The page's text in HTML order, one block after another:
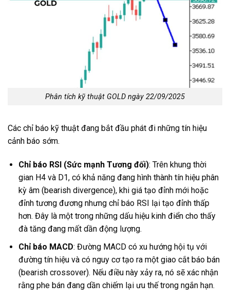
Phân tích kỹ thuật GOLD ngày 22/09/2025
Các chỉ báo kỹ thuật đang bắt đầu phát đi những tín hiệu
cảnh báo sớm.
Chỉ báo RSI (Sức mạnh Tương đối): Trên khung thời
gian H4 và D1, có khả năng đang hình thành tín hiệu phân
kỳ âm (bearish divergence), khi giá tạo đỉnh mới hoặc
đỉnh tương đương nhưng chỉ báo RSI lại tạo đỉnh thấp
hơn. Đây là một trong những dấu hiệu kinh điển cho thấy
đà tăng đang mất dần động lượng.
Chỉ báo MACD: Đường MACD có xu hướng hội tụ với
đường tín hiệu và có nguy cơ tạo ra một giao cắt báo bán
(bearish crossover). Nếu điều này xảy ra, nó sẽ xác nhận
rằng phe bán đang dần chiếm lại ưu thế trong ngắn hạn.